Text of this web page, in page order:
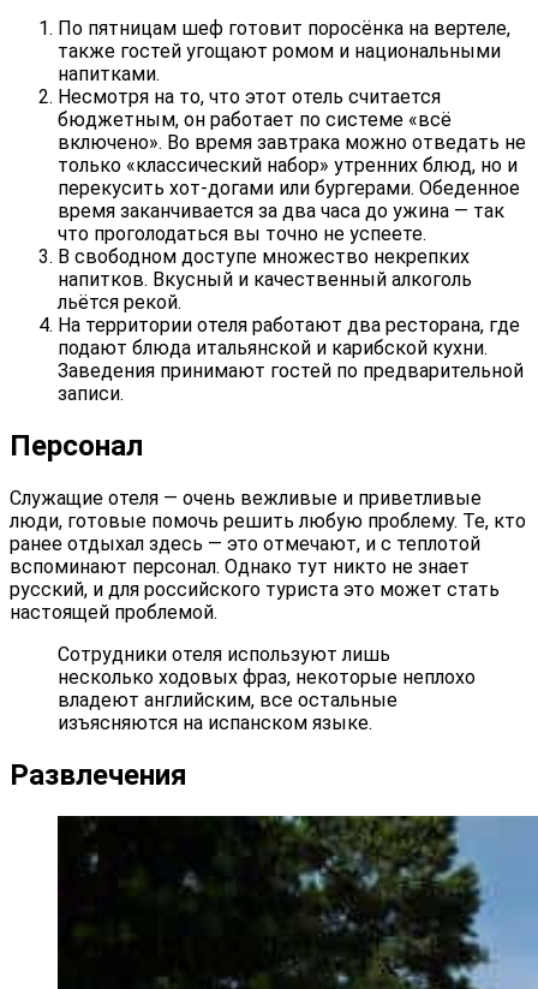
По пятницам шеф готовит поросёнка на вертеле,
также гостей угощают ромом и национальными
напитками.
Несмотря на то, что этот отель считается
бюджетным, он работает по системе «всё
включено». Во время завтрака можно отведать не
только «классический набор» утренних блюд, но и
перекусить хот-догами или бургерами. Обеденное
время заканчивается за два часа до ужина — так
что проголодаться вы точно не успеете.
В свободном доступе множество некрепких
напитков. Вкусный и качественный алкоголь
льётся рекой.
На территории отеля работают два ресторана, где
подают блюда итальянской и карибской кухни.
Заведения принимают гостей по предварительной
записи.
Персонал
Служащие отеля — очень вежливые и приветливые
люди, готовые помочь решить любую проблему. Те, кто
ранее отдыхал здесь — это отмечают, и с теплотой
вспоминают персонал. Однако тут никто не знает
русский, и для российского туриста это может стать
настоящей проблемой.
Сотрудники отеля используют лишь
несколько ходовых фраз, некоторые неплохо
владеют английским, все остальные
изъясняются на испанском языке.
Развлечения